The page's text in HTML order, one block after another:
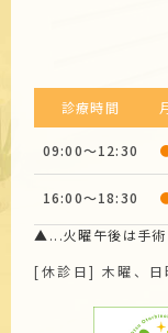
診療時間
09:00～12:30
16:00～18:30
▲...火曜午後は手術
[休診日] 木曜、日